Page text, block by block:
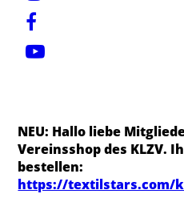
NEU: Hallo liebe
Vereinsshop des KLZV.
bestellen:
https://textilstars.com/